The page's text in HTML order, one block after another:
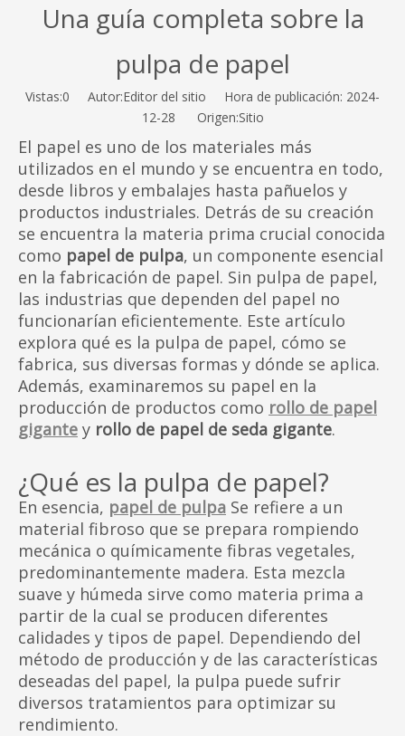
Una guía completa sobre la
pulpa de papel
Vistas:0 Autor:Editor del sitio Hora de publicación: 2024-
12-28 Origen:Sitio
El papel es uno de los materiales más
utilizados en el mundo y se encuentra en todo,
desde libros y embalajes hasta pañuelos y
productos industriales. Detrás de su creación
se encuentra la materia prima crucial conocida
como papel de pulpa, un componente esencial
en la fabricación de papel. Sin pulpa de papel,
las industrias que dependen del papel no
funcionarían eficientemente. Este artículo
explora qué es la pulpa de papel, cómo se
fabrica, sus diversas formas y dónde se aplica.
Además, examinaremos su papel en la
producción de productos como rollo de papel
gigante y rollo de papel de seda gigante.
¿Qué es la pulpa de papel?
En esencia, papel de pulpa Se refiere a un
material fibroso que se prepara rompiendo
mecánica o químicamente fibras vegetales,
predominantemente madera. Esta mezcla
suave y húmeda sirve como materia prima a
partir de la cual se producen diferentes
calidades y tipos de papel. Dependiendo del
método de producción y de las características
deseadas del papel, la pulpa puede sufrir
diversos tratamientos para optimizar su
rendimiento.